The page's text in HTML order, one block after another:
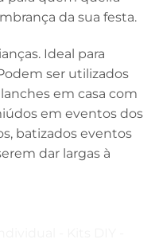
da sua festa.
Ideal para
ser utilizados
em casa com
em eventos dos
batizados eventos
dar largas à